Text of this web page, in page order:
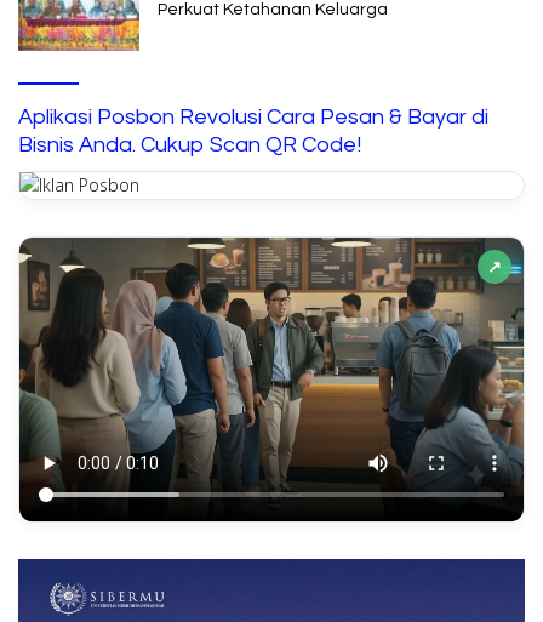
Perkuat Ketahanan Keluarga
Aplikasi Posbon Revolusi Cara Pesan & Bayar di
Bisnis Anda. Cukup Scan QR Code!
↗